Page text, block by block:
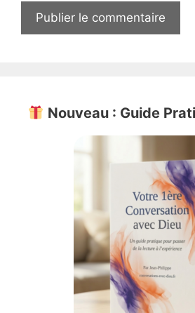
Nouveau : Guide